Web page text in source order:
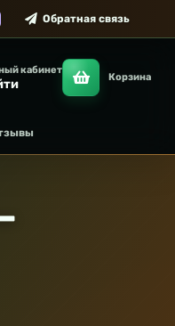
Обратная связь
кабинет
Корзина